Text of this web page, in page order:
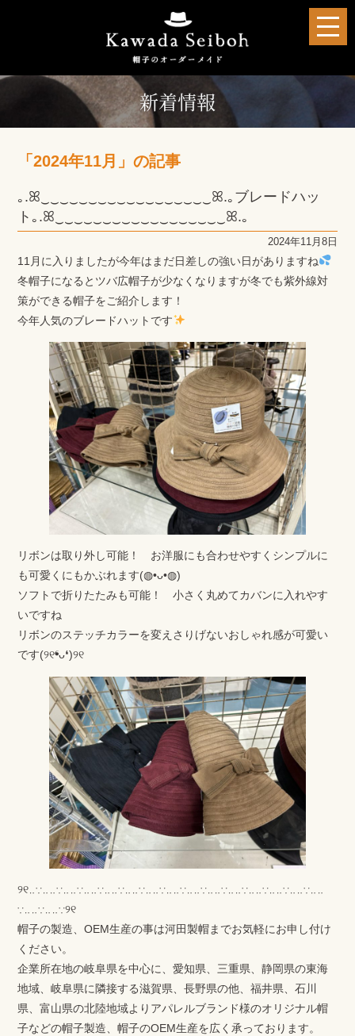
新着情報
「2024年11月」の記事
｡.ꕤ‿‿‿‿‿‿‿‿‿‿‿‿‿‿‿‿‿‿ꕤ.｡ブレードハッ
ト｡.ꕤ‿‿‿‿‿‿‿‿‿‿‿‿‿‿‿‿‿‿ꕤ.｡
2024年11月8日
11月に入りましたが今年はまだ日差しの強い日がありますね
冬帽子になるとツバ広帽子が少なくなりますが冬でも紫外線対
策ができる帽子をご紹介します！
今年人気のブレードハットです
リボンは取り外し可能！ お洋服にも合わせやすくシンプルに
も可愛くにもかぶれます(◍•ᴗ•◍)
ソフトで折りたたみも可能！ 小さく丸めてカバンに入れやす
いですね
リボンのステッチカラーを変えさりげないおしゃれ感が可愛い
です(୨୧❛ᴗ❛)୨୧
୨୧‥∵‥‥∵‥‥∵‥‥∵‥‥∵‥‥∵‥‥∵‥‥∵‥‥∵‥‥∵‥‥∵‥‥∵‥‥∵‥‥∵‥‥
∵‥‥∵‥‥∵୨୧
帽子の製造、OEM生産の事は河田製帽までお気軽にお申し付け
ください。
企業所在地の岐阜県を中心に、愛知県、三重県、静岡県の東海
地域、岐阜県に隣接する滋賀県、長野県の他、福井県、石川
県、富山県の北陸地域よりアパレルブランド様のオリジナル帽
子などの帽子製造、帽子のOEM生産を広く承っております。